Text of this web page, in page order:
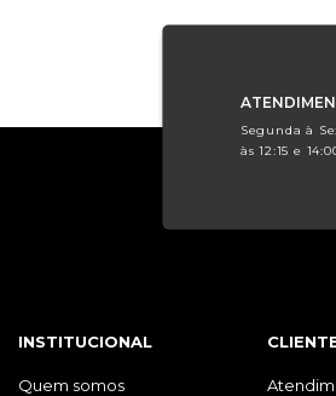
Segunda à
às 12:15 e
INSTITUCIONAL
Quem somos